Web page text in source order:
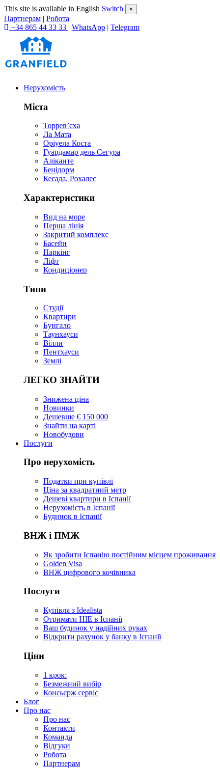
This site is available in English Switch ×
Партнерам | Робота
+34 865 44 33 33 | WhatsApp | Telegram
Нерухомість
Міста
Торревʼєха
Ла Мата
Оріуела Коста
Гуардамар дель Сегура
Аліканте
Бенідорм
Кесада, Рохалес
Характеристики
Вид на море
Перша лінія
Закритий комплекс
Басейн
Паркінг
Ліфт
Кондиціонер
Типи
Студії
Квартири
Бунгало
Таунхауси
Вілли
Пентхауси
Землі
ЛЕГКО ЗНАЙТИ
Знижена ціна
Новинки
Дешевше € 150 000
Знайти на карті
Новобудови
Послуги
Про нерухомість
Податки при купівлі
Ціна за квадратний метр
Дешеві квартири в Іспанії
Нерухомість в Іспанії
Будинок в Іспанії
ВНЖ і ПМЖ
Як зробити Іспанію постійним місцем проживання
Golden Visa
ВНЖ цифрового кочівника
Послуги
Купівля з Idealista
Отримати НІЕ в Іспанії
Ваш будинок у надійних руках
Відкрити рахунок у банку в Іспанії
Ціни
1 крок:
Безмежний вибір
Консьєрж сервіс
Блог
Про нас
Про нас
Контакти
Команда
Відгуки
Робота
Партнерам